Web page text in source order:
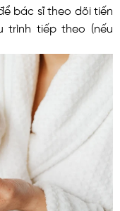
bác sĩ theo dõi tiến
trình tiếp theo (nếu